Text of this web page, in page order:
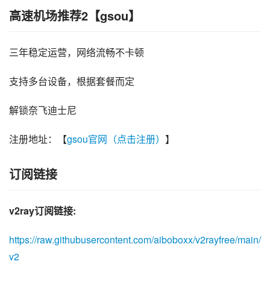
高速机场推荐2【gsou】
三年稳定运营，网络流畅不卡顿
支持多台设备，根据套餐而定
解锁奈飞迪士尼
注册地址：【gsou官网（点击注册） 】
订阅链接
v2ray订阅链接:
https://raw.githubusercontent.com/aiboboxx/v2rayfree/main/
v2